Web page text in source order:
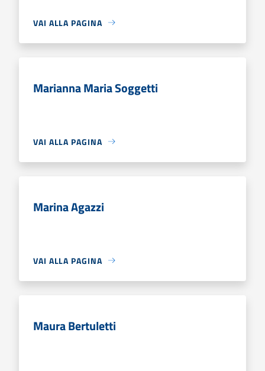
VAI ALLA PAGINA
Marianna Maria Soggetti
VAI ALLA PAGINA
Marina Agazzi
VAI ALLA PAGINA
Maura Bertuletti